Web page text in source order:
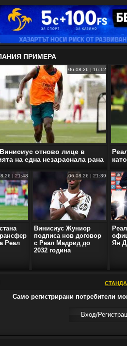
ПРИМЕРА
06.08.26 | 16:12
отново лице в
на една незараснала рана
| 21:48
Реал
06.08.26 | 21:39
Винисиус Жуниор
подписа нов договор
с Реал Мадрид до
2032 година
Ян
Само регистрирани потребители
Вход/